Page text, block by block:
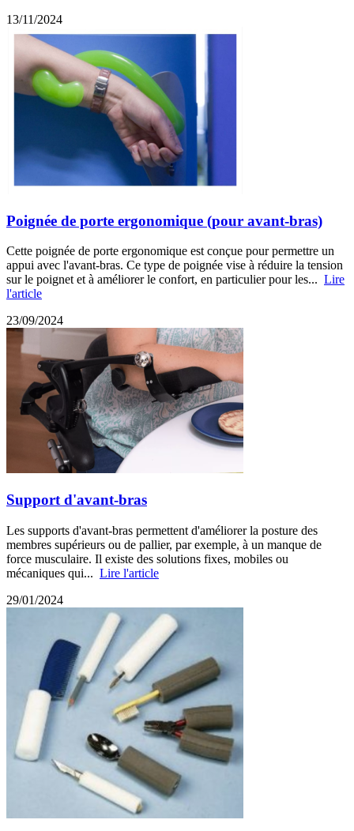
13/11/2024
Poignée de porte ergonomique (pour avant-bras)
Cette poignée de porte ergonomique est conçue pour permettre un
appui avec l'avant-bras. Ce type de poignée vise à réduire la tension
sur le poignet et à améliorer le confort, en particulier pour les... Lire
l'article
23/09/2024
Support d'avant-bras
Les supports d'avant-bras permettent d'améliorer la posture des
membres supérieurs ou de pallier, par exemple, à un manque de
force musculaire. Il existe des solutions fixes, mobiles ou
mécaniques qui... Lire l'article
29/01/2024